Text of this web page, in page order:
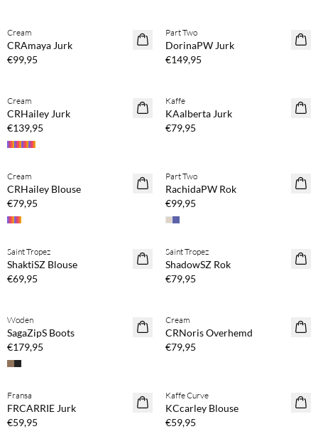
NEWS
Cream
CRAmaya Jurk
€99,95
NEWS
Part Two
DorinaPW Jurk
€149,95
NEWS
Cream
CRHailey Jurk
€139,95
NEWS
Kaffe
KAalberta Jurk
€79,95
NEWS
Koop min. 2 & bespaar 20%
Cream
CRHailey Blouse
€79,95
NEWS
Part Two
RachidaPW Rok
€99,95
NEWS
Koop min. 2 & bespaar 20%
Saint Tropez
ShaktiSZ Blouse
€69,95
NEWS
Koop min. 2 & bespaar 20%
Saint Tropez
ShadowSZ Rok
€79,95
Woden
SagaZipS Boots
€179,95
NEWS
Cream
CRNoris Overhemd
€79,95
NEWS
Koop min. 2 & bespaar 20%
Fransa
FRCARRIE Jurk
€59,95
NEWS
Kaffe Curve
KCcarley Blouse
€59,95